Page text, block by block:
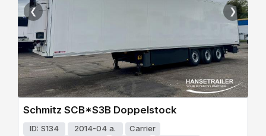
❮ ❯
Schmitz SCB*S3B Doppelstock
ID: S134 2014-04 a.
Carrier